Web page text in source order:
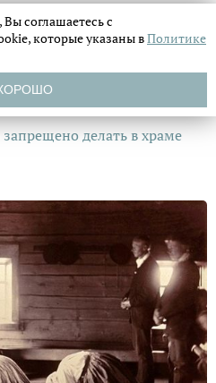
делать в храме
соглашаетесь с
которые указаны вПолитике